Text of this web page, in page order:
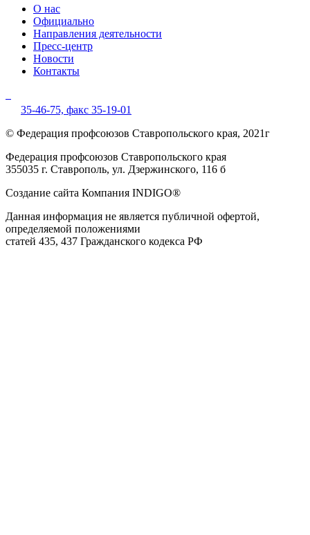
О нас
Официально
Направления деятельности
Пресс-центр
Новости
Контакты
35-46-75, факс 35-19-01
© Федерация профсоюзов Ставропольского края, 2021г
Федерация профсоюзов Ставропольского края
355035 г. Ставрополь, ул. Дзержинского, 116 б
Создание сайта Компания INDIGO®
Данная информация не является публичной офертой,
определяемой положениями
статей 435, 437 Гражданского кодекса РФ